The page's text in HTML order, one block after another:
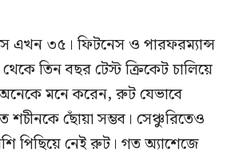
এখন ৩৫। ফিটনেস ও পারফরম্যান্স
তিন বছর টেস্ট ক্রিকেট চালিয়ে
মনে করেন, রুট যেভাবে
শচীনকে ছোঁয়া সম্ভব। সেঞ্চুরিতেও
পিছিয়ে নেই রুট। গত অ্যাশেজে